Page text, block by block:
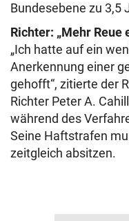
Bundesebene zu 3,5
Richter: „Mehr Reue
„Ich hatte auf ein
Anerkennung einer
gehofft“, zitierte der
Richter Peter A.
während des
Seine Haftstrafen
zeitgleich absitzen.